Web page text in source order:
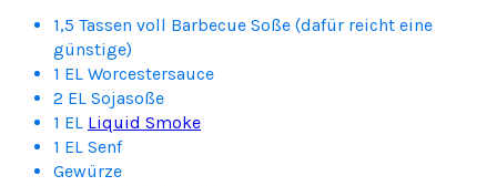
1,5 Tassen voll Barbecue Soße (dafür reicht eine
günstige)
1 EL Worcestersauce
2 EL Sojasoße
1 EL Liquid Smoke
1 EL Senf
Gewürze